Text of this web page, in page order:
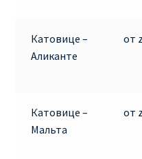
РЕГИСТРАЦИЯ НА
Информация по
Кипр
Катовице –
Аликанте
от
Катовице –
Мальта
от